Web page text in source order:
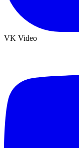
VK Video